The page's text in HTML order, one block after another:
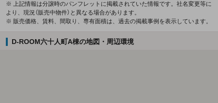
※ 上記情報は分譲時のパンフレットに掲載されていた情報です。社名変更等に
より、現況（販売中物件）と異なる場合があります。
※ 販売価格、賃料、間取り、専有面積は、過去の掲載事例を表示しています。
D-ROOM六十人町A棟の地図・周辺環境